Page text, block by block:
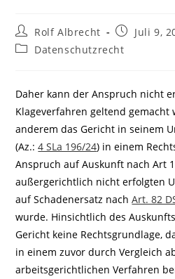
Beitrags-
Autor:
Rolf Albrecht
BeitragJuli 9,
Beitrags-
Datenschutzrecht
Daher kann der Anspruch nicht
Klageverfahren geltend gemacht
anderem das Gericht in seinem
(Az.:4 SLa 196/24) in einem
Anspruch auf Auskunft nach Art
außergerichtlich nicht erfolgten
auf Schadenersatz nachArt. 82
wurde. Hinsichtlich des
Gericht keine Rechtsgrundlage,
in einem zuvor durch Vergleich
arbeitsgerichtlichen Verfahren